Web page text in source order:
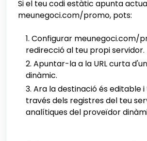
Si el teu codi estàtic apunta
meunegoci.com/promo, pots:
Configurar meunegoci.com/
redirecció al teu propi servidor.
Apuntar-la a la URL curta
dinàmic.
Ara la destinació és editable
través dels registres del teu
analítiques del proveïdor